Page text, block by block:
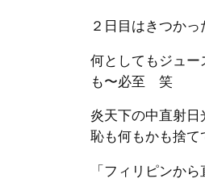
２日目はきつか
何としてもジュー
も〜必至 笑
炎天下の中直射日
恥も何もかも捨
「フィリピンか